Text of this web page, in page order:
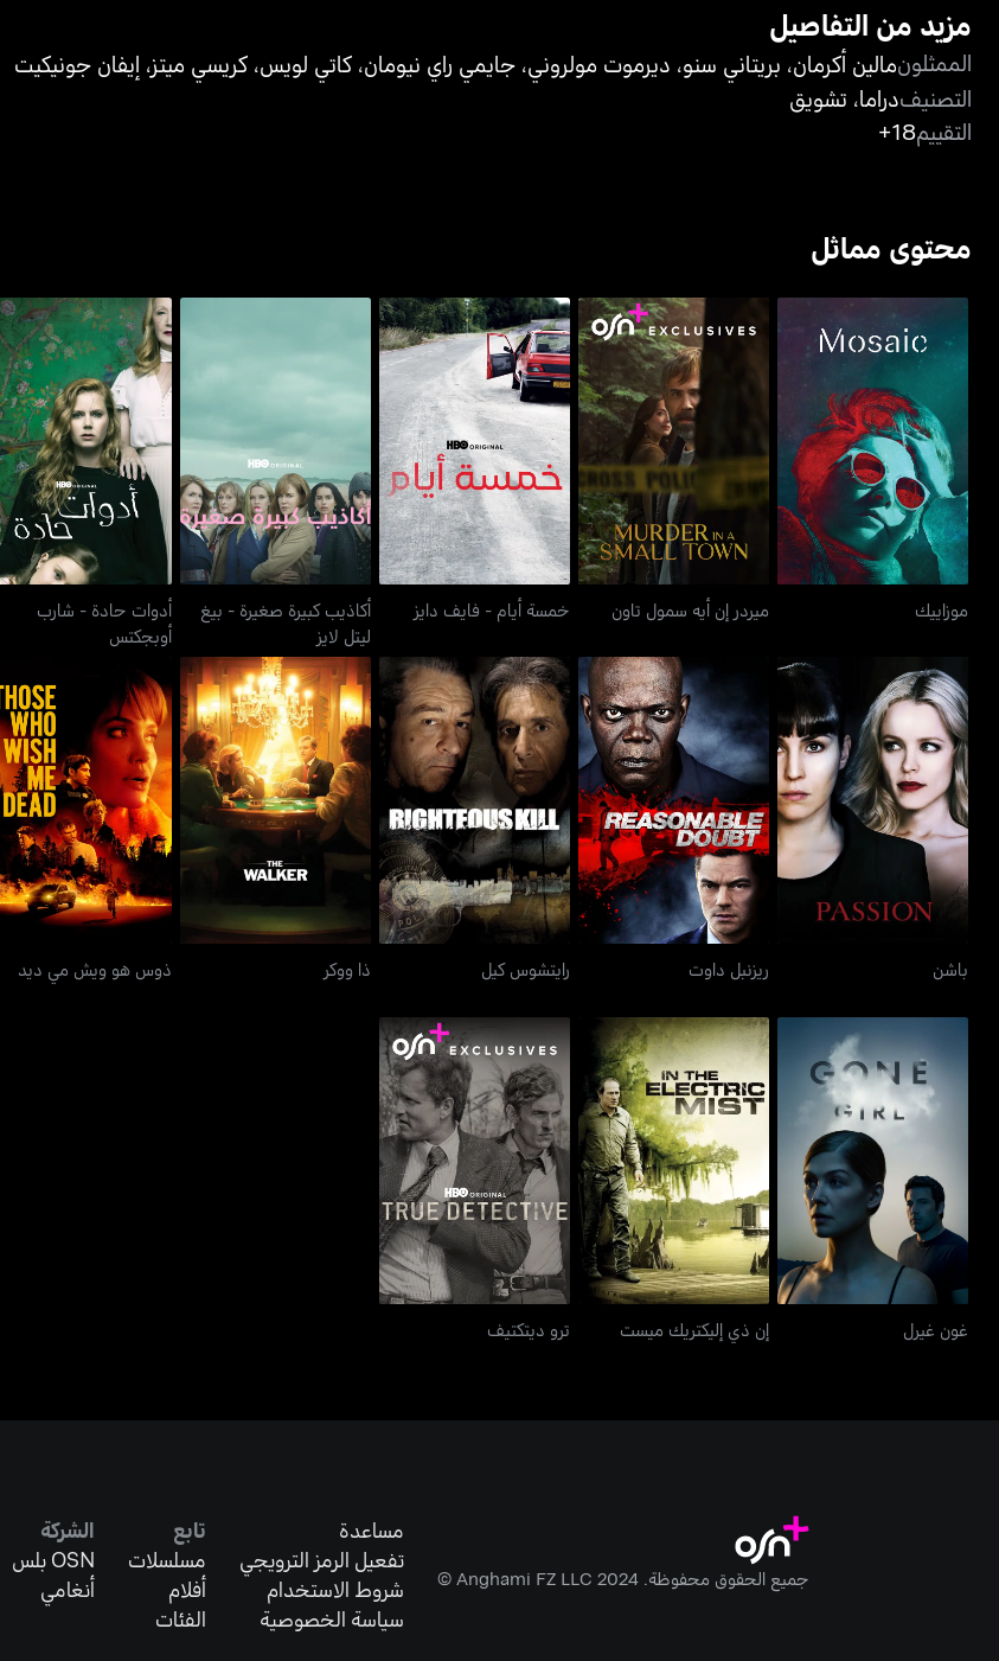
مزيد من التفاصيل
الممثلونمالين أكرمان، بريتاني سنو، ديرموت مولروني، جايمي راي نيومان، كاتي لويس، كريسي ميتز، إيفان جونيكيت
التصنيفدراما، تشويق
التقييم18+
محتوى مماثل
موزاييك
موزاييك
ميردر إن أيه سمول تاون
ميردر إن أيه سمول تاون
خمسة أيام - فايف دايز
خمسة أيام - فايف دايز
أكاذيب كبيرة صغيرة - بيغ
ليتل لايز
أكاذيب كبيرة صغيرة - بيغ
ليتل لايز
أدوات حادة - شارب
أوبجكتس
أدوات حادة - شارب
أوبجكتس
باشن
باشن
ريزنبل داوت
ريزنبل داوت
رايتشوس كيل
رايتشوس كيل
ذا ووكر
ذا ووكر
ذوس هو ويش مي ديد
ذوس هو ويش مي ديد
غون غيرل
غون غيرل
إن ذي إليكتريك ميست
إن ذي إليكتريك ميست
ترو ديتكتيف
ترو ديتكتيف
جميع الحقوق محفوظة. Anghami FZ LLC 2024 ©
مساعدة
تفعيل الرمز الترويجي
شروط الاستخدام
سياسة الخصوصية
تابع
مسلسلات
أفلام
الفئات
الشركة
OSN بلس
أنغامي